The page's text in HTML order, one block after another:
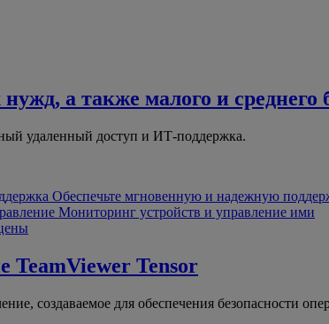
а также малого и среднего
удаленный доступ и ИТ-поддержка.
Обеспечьте мгновенную и надежную
Мониторинг устройств и управление ими
TeamViewer Tensor
создаваемое для обеспечения безопасности